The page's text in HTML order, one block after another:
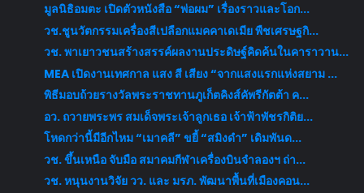
มูลนิธิอมตะ เปิดตัวหนังสือ “พ่อผม” เรื่องราวและโอก...
วช.ชูนวัตกรรมเครื่องสีเปลือกแมคคาเดเมีย พืชเศรษฐกิ...
วช. พาเยาวชนสร้างสรรค์ผลงานประดิษฐ์คิดค้นในคาราวาน...
MEA เปิดงานเทศกาล แสง สี เสียง “จากแสงแรกแห่งสยาม ...
พิธีมอบถ้วยรางวัลพระราชทานภูเก็ตคิงส์คัพรีกัตต้า ค...
อว. ถวายพระพร สมเด็จพระเจ้าลูกเธอ เจ้าฟ้าพัชรกิติย...
โหดกว่านี้มีอีกไหม “เมาคลี” ขยี้ “สมิงดำ” เดิมพันด...
วช. ขึ้นเหนือ จับมือ สมาคมกีฬาเครื่องบินจำลองฯ ถ่า...
วช. หนุนงานวิจัย วว. และ มรภ. พัฒนาพื้นที่เมืองคอน...